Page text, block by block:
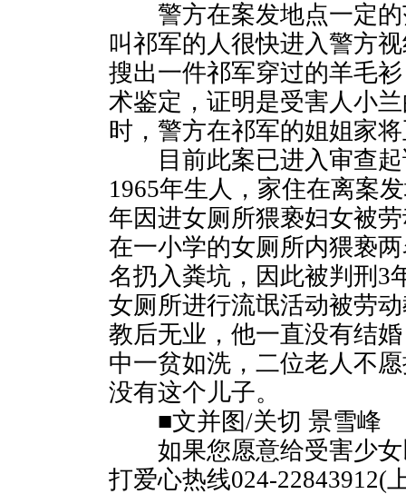
警方在案发地点一定的
叫祁军的人很快进入警方
搜出一件祁军穿过的羊毛
术鉴定，证明是受害人小
时，警方在祁军的姐姐家
目前此案已进入审查起
1965年生人，家住在离案
年因进女厕所猥亵妇女被
在一小学的女厕所内猥亵
名扔入粪坑，因此被判刑3
女厕所进行流氓活动被劳
教后无业，他一直没有结
中一贫如洗，二位老人不
没有这个儿子。
■文并图/关切 景雪峰
如果您愿意给受害少女
打爱心热线024-22843912(